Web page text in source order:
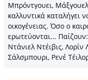
Μπρόντγουει,
καλλυντικά καταλήγει
οικογένειας. Όσο ο
ερωτεύονται...
Ντάνιελ Ντέιβις,
Σάλσμπουρι, Ρενέ